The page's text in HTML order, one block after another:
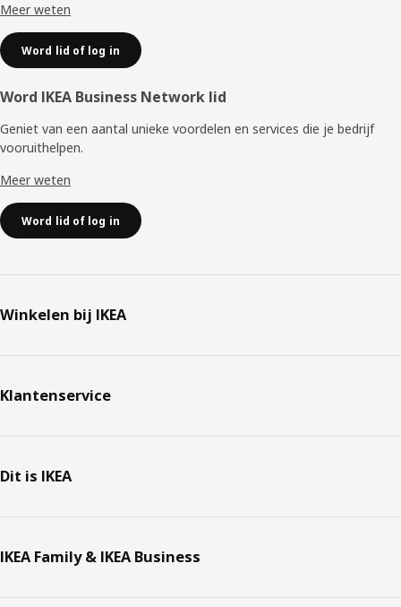
Meer weten
Word lid of log in
Word IKEA Business Network lid
Geniet van een aantal unieke voordelen en services die je bedrijf
vooruithelpen. ​
Meer weten
Word lid of log in
Winkelen bij IKEA
Klantenservice
Dit is IKEA
IKEA Family & IKEA Business